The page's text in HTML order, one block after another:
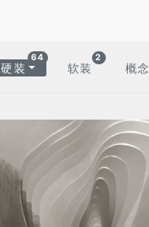
硬装
64
软装
2
概念